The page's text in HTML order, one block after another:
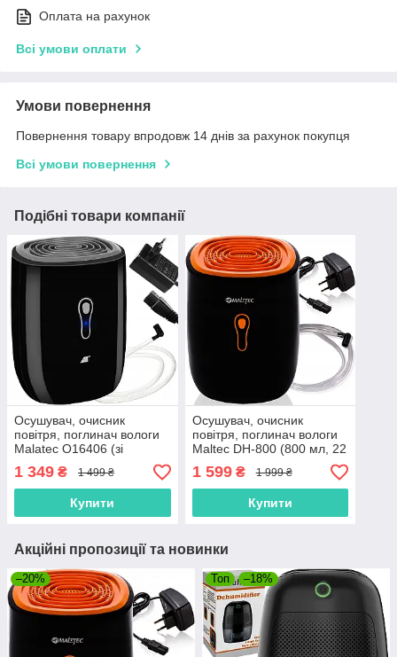
Оплата на рахунок
Всі умови оплати
Умови повернення
Повернення товару впродовж 14 днів за рахунок покупця
Всі умови повернення
Подібні товари компанії
Осушувач, очисник
повітря, поглинач вологи
Malatec O16406 (зі
шлангом, 800 мл, 23 Вт,
Польща)
1 349 ₴ 1 499 ₴
Купити
Осушувач, очисник
повітря, поглинач вологи
Maltec DH-800 (800 мл, 22
Вт, Польща)
1 599₴ 1 999 ₴
Купити
Акційні пропозиції та новинки
–20% Топ –18%